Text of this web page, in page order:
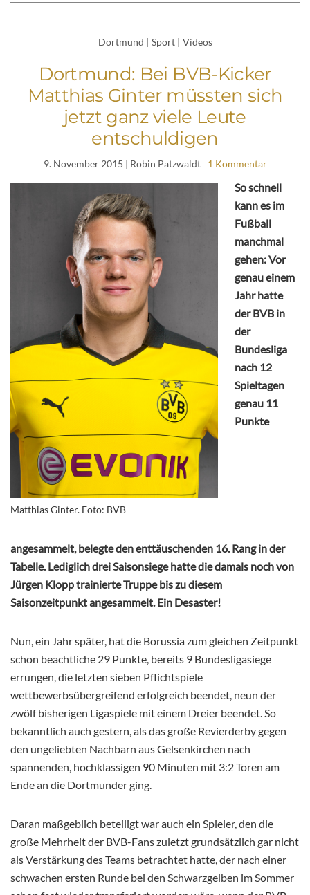
Dortmund | Sport | Videos
Dortmund: Bei BVB-Kicker
Matthias Ginter müssten sich
jetzt ganz viele Leute
entschuldigen
9. November 2015 | Robin Patzwaldt 1 Kommentar
Matthias Ginter. Foto: BVB
So schnell
kann es im
Fußball
manchmal
gehen: Vor
genau einem
Jahr hatte
der BVB in
der
Bundesliga
nach 12
Spieltagen
genau 11
Punkte
angesammelt, belegte den enttäuschenden 16. Rang in der
Tabelle. Lediglich drei Saisonsiege hatte die damals noch von
Jürgen Klopp trainierte Truppe bis zu diesem
Saisonzeitpunkt angesammelt. Ein Desaster!
Nun, ein Jahr später, hat die Borussia zum gleichen Zeitpunkt
schon beachtliche 29 Punkte, bereits 9 Bundesligasiege
errungen, die letzten sieben Pflichtspiele
wettbewerbsübergreifend erfolgreich beendet, neun der
zwölf bisherigen Ligaspiele mit einem Dreier beendet. So
bekanntlich auch gestern, als das große Revierderby gegen
den ungeliebten Nachbarn aus Gelsenkirchen nach
spannenden, hochklassigen 90 Minuten mit 3:2 Toren am
Ende an die Dortmunder ging.
Daran maßgeblich beteiligt war auch ein Spieler, den die
große Mehrheit der BVB-Fans zuletzt grundsätzlich gar nicht
als Verstärkung des Teams betrachtet hatte, der nach einer
schwachen ersten Runde bei den Schwarzgelben im Sommer